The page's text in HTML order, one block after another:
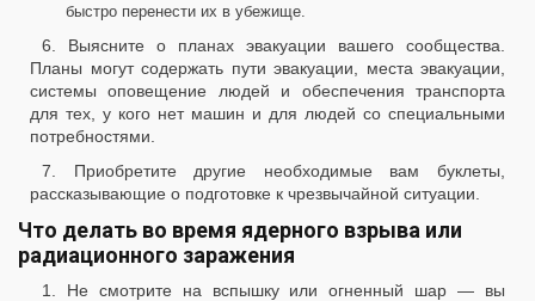
быстро перенести их в убежище.
6. Выясните о планах эвакуации вашего сообщества.
Планы могут содержать пути эвакуации, места эвакуации,
системы оповещение людей и обеспечения транспорта
для тех, у кого нет машин и для людей со специальными
потребностями.
7. Приобретите другие необходимые вам буклеты,
рассказывающие о подготовке к чрезвычайной ситуации.
Что делать во время ядерного взрыва или
радиационного заражения
1. Не смотрите на вспышку или огненный шар — вы